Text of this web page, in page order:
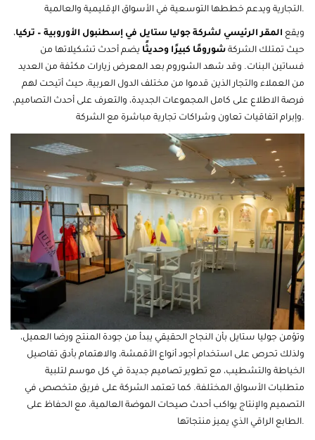
التجارية ويدعم خططها التوسعية في الأسواق الإقليمية والعالمية.
ويقع المقر الرئيسي لشركة جوليا ستايل في إسطنبول الأوروبية – تركيا،
حيث تمتلك الشركة شورومًا كبيرًا وحديثًا يضم أحدث تشكيلاتها من
فساتين البنات. وقد شهد الشوروم بعد المعرض زيارات مكثفة من العديد
من العملاء والتجار الذين قدموا من مختلف الدول العربية، حيث أتيحت لهم
فرصة الاطلاع على كامل المجموعات الجديدة، والتعرف على أحدث التصاميم،
وإبرام اتفاقيات تعاون وشراكات تجارية مباشرة مع الشركة.
وتؤمن جوليا ستايل بأن النجاح الحقيقي يبدأ من جودة المنتج ورضا العميل،
ولذلك تحرص على استخدام أجود أنواع الأقمشة، والاهتمام بأدق تفاصيل
الخياطة والتشطيب، مع تطوير تصاميم جديدة في كل موسم لتلبية
متطلبات الأسواق المختلفة. كما تعتمد الشركة على فريق متخصص في
التصميم والإنتاج يواكب أحدث صيحات الموضة العالمية، مع الحفاظ على
الطابع الراقي الذي يميز منتجاتها.